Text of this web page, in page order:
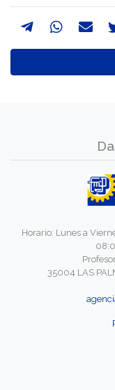
Horario: Lunes a
35004 LAS